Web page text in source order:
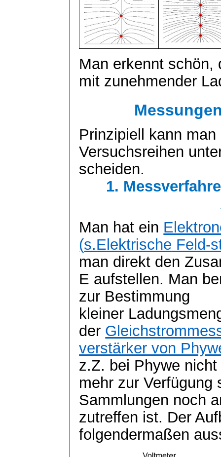
Man erkennt schön,
mit zunehmender
Prinzipiell kann
Versuchsreihen
scheiden.
1.
Man hat ein
(s.Elektrische Feld-
man direkt den
E aufstellen. Man
zur Bestimmung
kleiner
der
verstärker von
z.Z. bei Phywe nicht
mehr zur Verfügung
Sammlungen noch
zutreffen ist. Der
folgendermaßen